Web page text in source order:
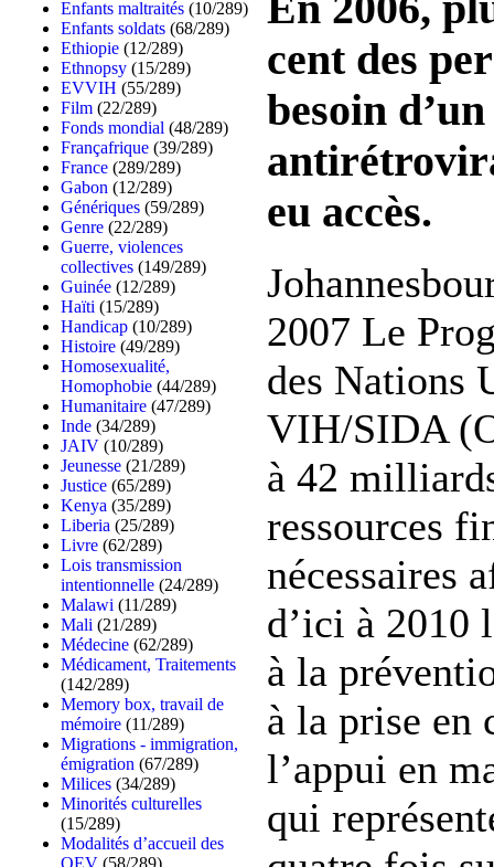
Enfants maltraités (10/289)
Enfants soldats (68/289)
Ethiopie (12/289)
Ethnopsy (15/289)
EVVIH (55/289)
Film (22/289)
Fonds mondial (48/289)
Françafrique (39/289)
France (289/289)
Gabon (12/289)
Génériques (59/289)
Genre (22/289)
Guerre, violences
collectives (149/289)
Guinée (12/289)
Haïti (15/289)
Handicap (10/289)
Histoire (49/289)
Homosexualité,
Homophobie (44/289)
Humanitaire (47/289)
Inde (34/289)
JAIV (10/289)
Jeunesse (21/289)
Justice (65/289)
Kenya (35/289)
Liberia (25/289)
Livre (62/289)
Lois transmission
intentionnelle (24/289)
Malawi (11/289)
Mali (21/289)
Médecine (62/289)
Médicament, Traitements
(142/289)
Memory box, travail de
mémoire (11/289)
Migrations - immigration,
émigration (67/289)
Milices (34/289)
Minorités culturelles
(15/289)
Modalités d’accueil des
OEV (58/289)
cent des
besoin
eu accès.
2007 Le
des Nations
VIH/SIDA
à 42
ressources
nécessaires
d’ici à 2010
à la
à la prise en
l’appui en
qui